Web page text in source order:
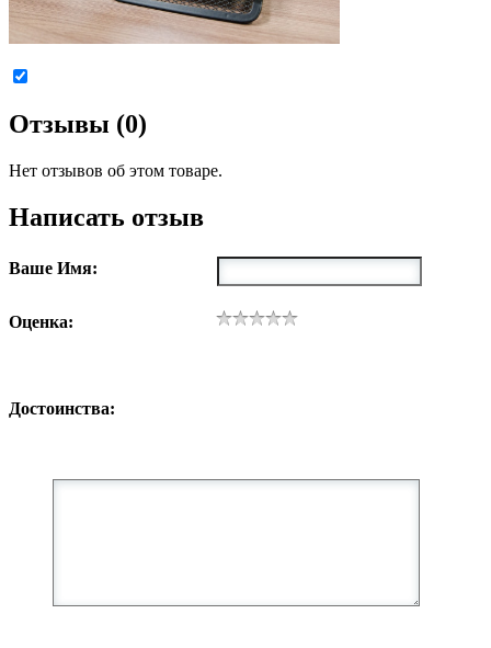
Отзывы (0)
Нет отзывов об этом товаре.
Написать отзыв
Ваше Имя:
Оценка:
Достоинства: